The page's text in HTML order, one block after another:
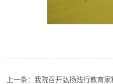
上一条： 我院召开弘扬践行教育家